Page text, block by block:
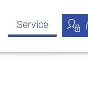
Service